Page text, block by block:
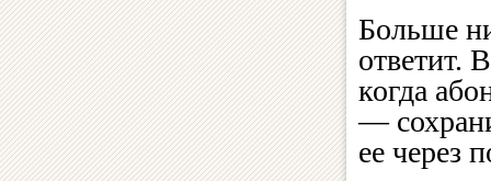
Больше
ответит.
когда
—
ее через